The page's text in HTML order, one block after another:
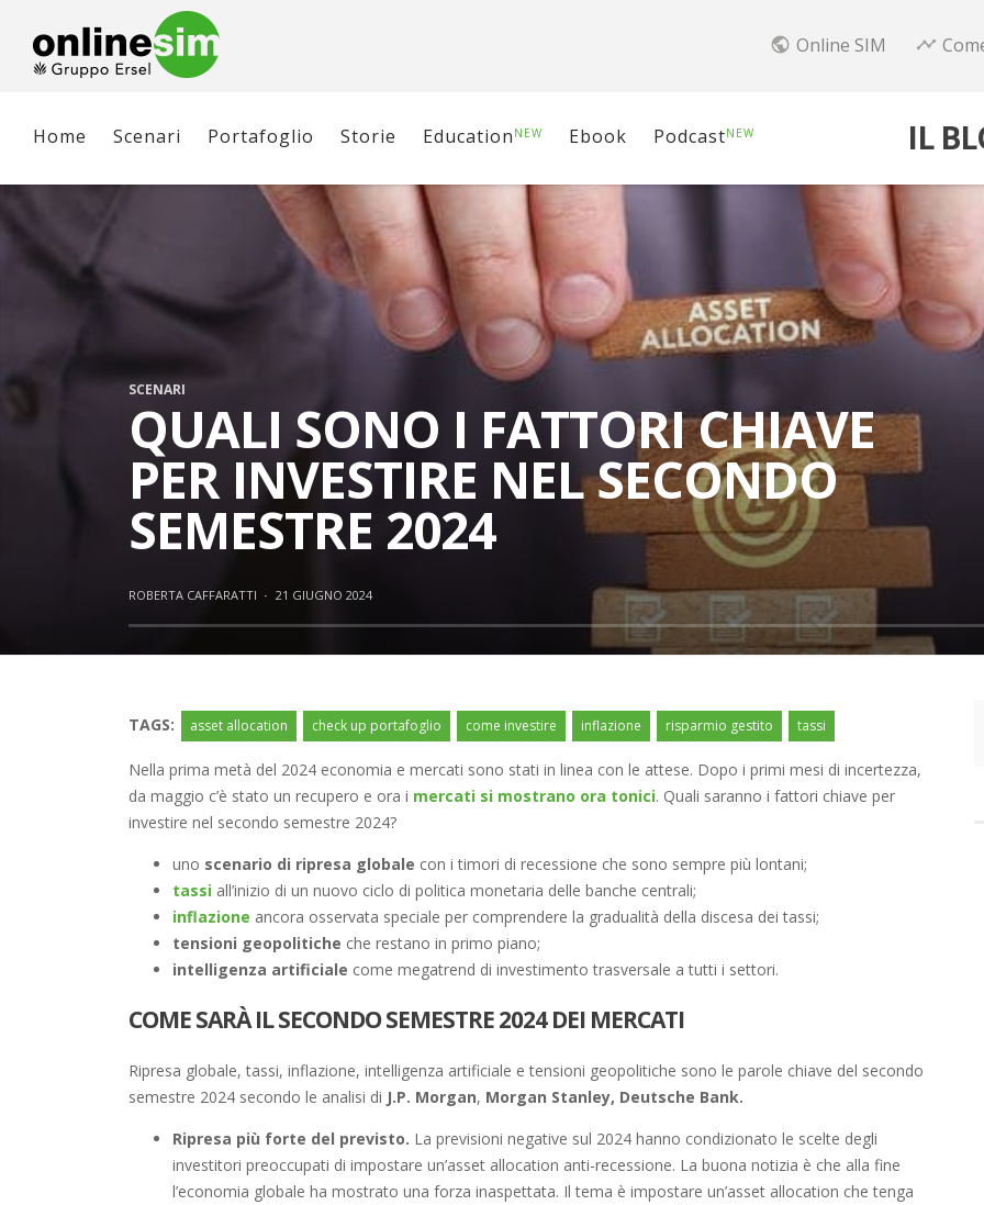
public Online SIM timeline
Home Scenari Portafoglio Storie Education NEW Ebook PodcastNEW IL
SCENARI
QUALI SONO I FATTORI CHIAVE
PER INVESTIRE NEL SECONDO
SEMESTRE 2024
ROBERTA CAFFARATTI · 21 GIUGNO 2024
TAGS: asset allocation check up portafoglio come investire inflazione risparmio gestito tassi
Nella prima metà del 2024 economia e mercati sono stati in linea con le attese. Dopo i primi mesi di incertezza,
da maggio c’è stato un recupero e ora i mercati si mostrano ora tonici. Quali saranno i fattori chiave per
investire nel secondo semestre 2024?
uno scenario di ripresa globale con i timori di recessione che sono sempre più lontani;
tassi all’inizio di un nuovo ciclo di politica monetaria delle banche centrali;
inflazione ancora osservata speciale per comprendere la gradualità della discesa dei tassi;
tensioni geopolitiche che restano in primo piano;
intelligenza artificiale come megatrend di investimento trasversale a tutti i settori.
COME SARÀ IL SECONDO SEMESTRE 2024 DEI MERCATI
Ripresa globale, tassi, inflazione, intelligenza artificiale e tensioni geopolitiche sono le parole chiave del secondo
semestre 2024 secondo le analisi di J.P. Morgan, Morgan Stanley, Deutsche Bank.
Ripresa più forte del previsto. La previsioni negative sul 2024 hanno condizionato le scelte degli
investitori preoccupati di impostare un’asset allocation anti-recessione. La buona notizia è che alla fine
l’economia globale ha mostrato una forza inaspettata. Il tema è impostare un’asset allocation che tenga